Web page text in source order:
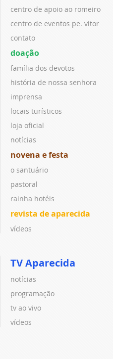
centro de apoio ao romeiro
centro de eventos pe. vitor
contato
doação
família dos devotos
história de nossa senhora
imprensa
locais turísticos
loja oficial
notícias
novena e festa
o santuário
pastoral
rainha hotéis
revista de aparecida
vídeos
TV Aparecida
notícias
programação
tv ao vivo
vídeos